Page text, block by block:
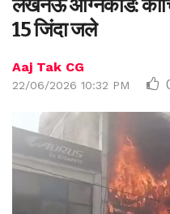
लखनऊ अग्निकांड:
15 जिंदा जले
Aaj Tak CG
22/06/2026 10:32 PM